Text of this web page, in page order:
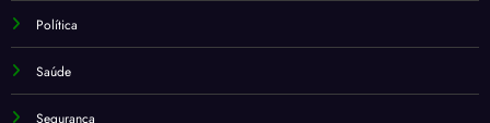
Política
Saúde
Segurança